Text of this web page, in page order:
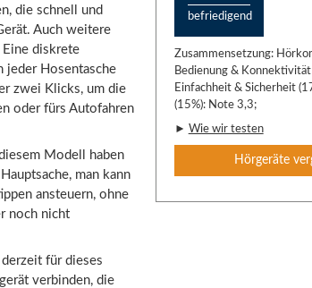
die schnell und
Auch weitere
Eine diskrete
jeder Hosentasche
zwei Klicks, um die
oder fürs Autofahren
Modell haben
man kann
ansteuern, ohne
noch nicht
für dieses
verbinden, die
befriedigend
Zusammensetzung:
Bedienung &
Einfachheit & Sicherheit
(15%): Note 3,3;
► Wie wir testen
Hörgeräte